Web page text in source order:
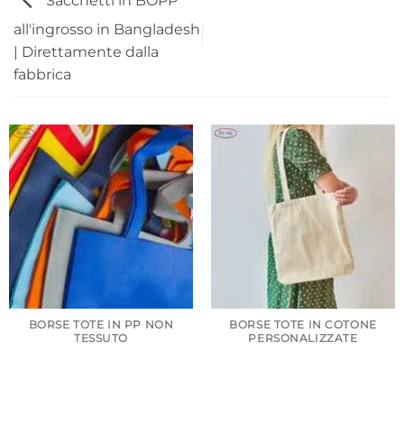
all'ingrosso in Bangladesh
| Direttamente dalla
fabbrica
BORSE TOTE IN PP NON
TESSUTO
BORSE TOTE IN COTONE
PERSONALIZZATE